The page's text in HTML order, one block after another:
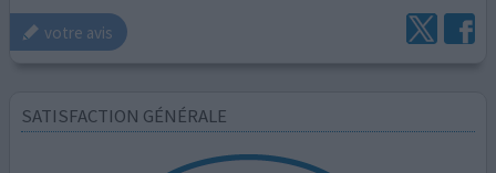
votre avis
SATISFACTION GÉNÉRALE